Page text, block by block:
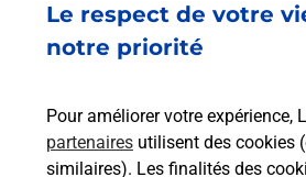
Le respect de votre
notre priorité
Pour améliorer votre expérience,
partenaires utilisent des cookies
similaires). Les finalités des
La Poste
en ligne
Ouvert 24h/24
En savoir plus